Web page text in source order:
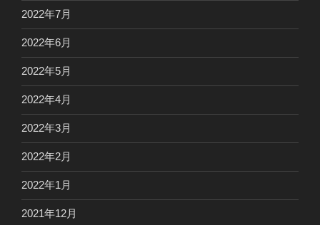
2022年7月
2022年6月
2022年5月
2022年4月
2022年3月
2022年2月
2022年1月
2021年12月